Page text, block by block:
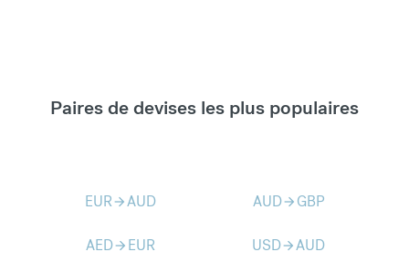
Paires de devises les plus populaires
EURarrow_forwardAUD AUDarrow_forward GBP
AEDarrow_forward EUR USDarrow_forwardAUD